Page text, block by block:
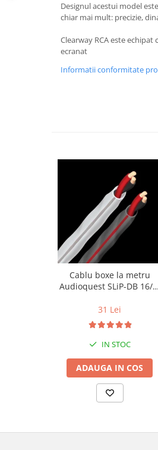
Designul acestui model
chiar mai mult: precizie,
Clearway RCA este echipat
ecranat
Informatii conformitate
Cablu boxe la metru
Audioquest SLiP-DB 16/2,
31 Lei
IN STOC
ADAUGA IN COS